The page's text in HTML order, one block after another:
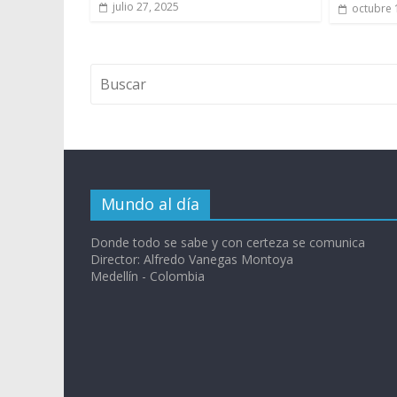
julio 27, 2025 octubre
Mundo al día
Donde todo se sabe y con certeza se comunica
Director: Alfredo Vanegas Montoya
Medellín - Colombia